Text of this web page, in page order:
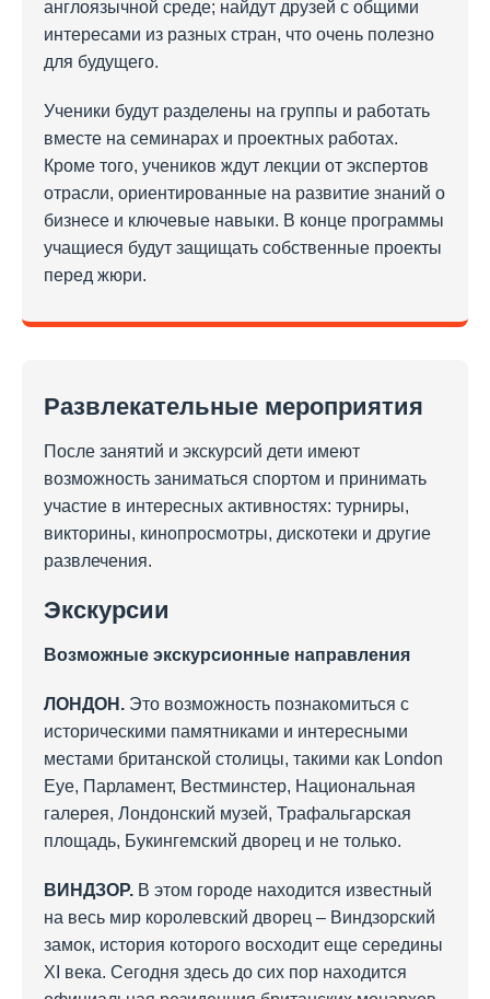
англоязычной среде; найдут друзей с общими
интересами из разных стран, что очень полезно
для будущего.
Ученики будут разделены на группы и работать
вместе на семинарах и проектных работах.
Кроме того, учеников ждут лекции от экспертов
отрасли, ориентированные на развитие знаний о
бизнесе и ключевые навыки. В конце программы
учащиеся будут защищать собственные проекты
перед жюри.
Развлекательные мероприятия
После занятий и экскурсий дети имеют
возможность заниматься спортом и принимать
участие в интересных активностях: турниры,
викторины, кинопросмотры, дискотеки и другие
развлечения.
Экскурсии
Возможные экскурсионные направления
ЛОНДОН. Это возможность познакомиться с
историческими памятниками и интересными
местами британской столицы, такими как London
Eye, Парламент, Вестминстер, Национальная
галерея, Лондонский музей, Трафальгарская
площадь, Букингемский дворец и не только.
ВИНДЗОР. В этом городе находится известный
на весь мир королевский дворец – Виндзорский
замок, история которого восходит еще середины
XI века. Сегодня здесь до сих пор находится